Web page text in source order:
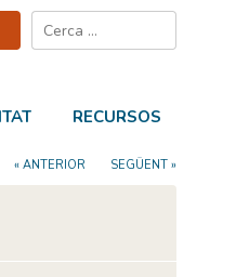
RECURSOS
« ANTERIOR SEGÜENT »